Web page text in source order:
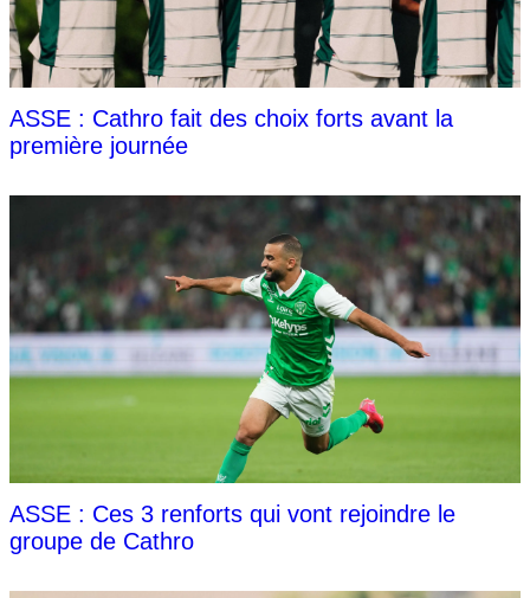
ASSE : Cathro fait des choix forts avant la
première journée
ASSE : Ces 3 renforts qui vont rejoindre le
groupe de Cathro